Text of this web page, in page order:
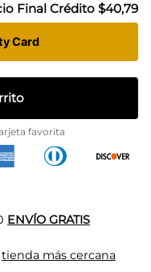
Final Crédito $40,79
Card
favorita
ENVÍO GRATIS
tienda más cercana